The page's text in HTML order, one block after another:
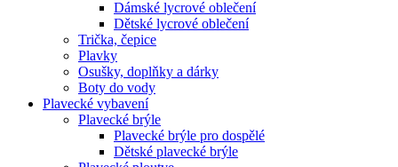
Dámské lycrové oblečení
Dětské lycrové oblečení
Trička, čepice
Plavky
Osušky, doplňky a dárky
Boty do vody
Plavecké vybavení
Plavecké brýle
Plavecké brýle pro dospělé
Dětské plavecké brýle